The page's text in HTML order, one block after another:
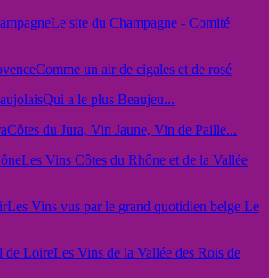
Le site du Champagne - Comité
Comme un air de cigales et de rosé
Qui a le plus Beaujeu...
Côtes du Jura, Vin Jaune, Vin de Paille...
Les Vins Côtes du Rhône et de la Vallée
Les Vins vus par le grand quotidien belge Le
de LoireLes Vins de la Vallée des Rois de